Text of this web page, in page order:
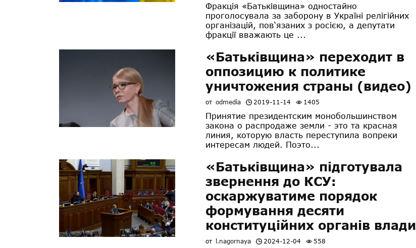
Фракція «Батьківщина» одностайно
проголосувала за заборону в Україні релігійних
організацій, пов‘язаних з росією, а депутати
фракції вважають це ...
«Батьківщина» переходит в
оппозицию к политике
уничтожения страны (видео)
от odmedia 2019-11-14 1405
Принятие президентским монобольшинством
закона о распродаже земли - это та красная
линия, которую власть переступила вопреки
интересам людей. Поэто...
«Батьківщина» підготувала
звернення до КСУ:
оскаржуватиме порядок
формування десяти
конституційних органів влади
от l.nagornaya 2024-12-04 558